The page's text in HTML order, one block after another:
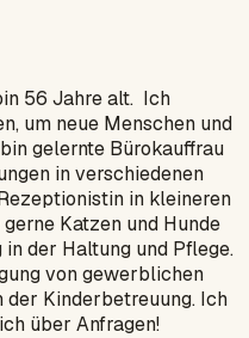
56 Jahre alt. Ich
um neue Menschen und
gelernte Bürokauffrau
in verschiedenen
in kleineren
Katzen und Hunde
der Haltung und Pflege.
von gewerblichen
der Kinderbetreuung. Ich
über Anfragen!